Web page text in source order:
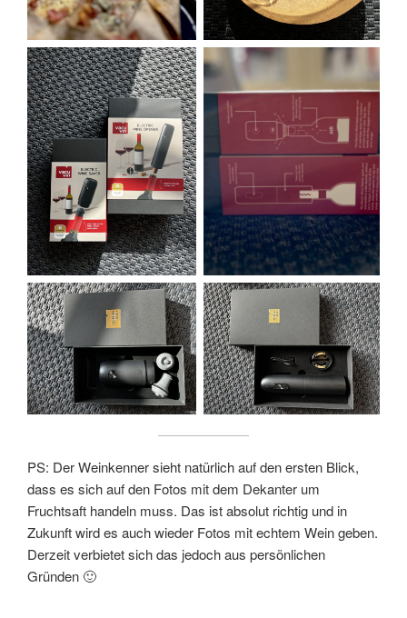
PS: Der Weinkenner sieht natürlich auf den ersten Blick,
dass es sich auf den Fotos mit dem Dekanter um
Fruchtsaft handeln muss. Das ist absolut richtig und in
Zukunft wird es auch wieder Fotos mit echtem Wein geben.
Derzeit verbietet sich das jedoch aus persönlichen
Gründen 🙂